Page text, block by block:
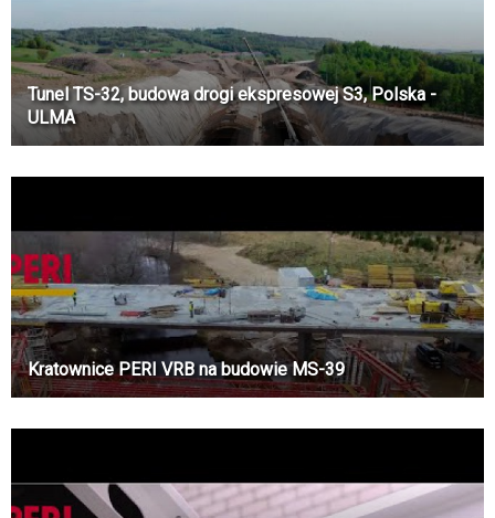
Tunel TS-32, budowa drogi ekspresowej S3, Polska -
ULMA
Kratownice PERI VRB na budowie MS-39